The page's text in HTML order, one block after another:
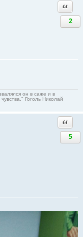
2
он в саже и в
Гоголь Николай
5